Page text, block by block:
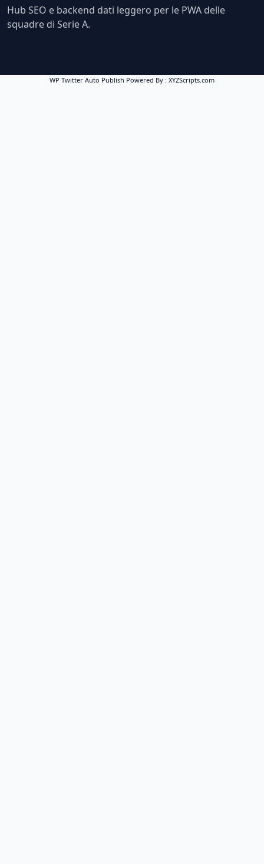
Hub SEO e backend dati leggero per le PWA delle
squadre di Serie A.
WP Twitter Auto Publish Powered By : XYZScripts.com